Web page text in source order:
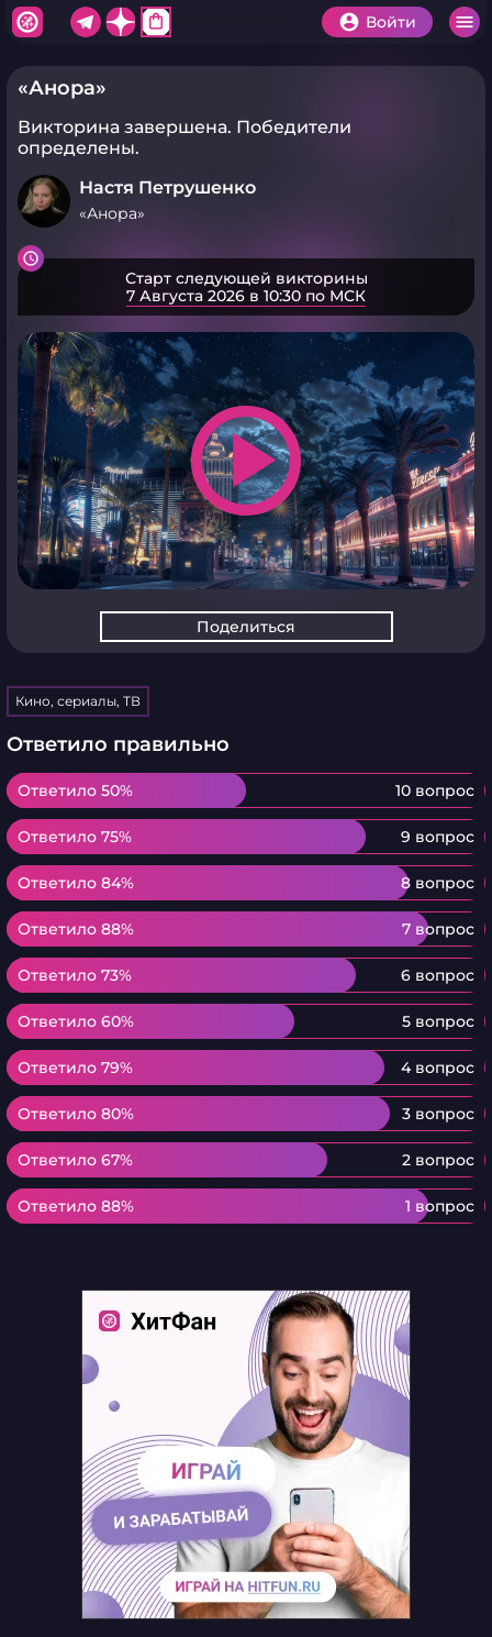
shopping_bag Войти
«Анора»
Викторина завершена. Победители
определены.
Настя Петрушенко
«Анора»
Старт следующей викторины
7 Августа 2026 в 10:30 по МСК
play_arrow
Поделиться
Кино, сериалы, ТВ
Ответило правильно
Ответило 50% 10 вопрос
Ответило 50%
Ответило 75% 9 вопрос
Ответило 75%
Ответило 84% 8 вопрос
Ответило 84%
Ответило 88% 7 вопрос
Ответило 88%
Ответило 73% 6 вопрос
Ответило 73%
Ответило 60% 5 вопрос
Ответило 60%
Ответило 79% 4 вопрос
Ответило 79%
Ответило 80% 3 вопрос
Ответило 80%
Ответило 67% 2 вопрос
Ответило 67%
Ответило 88% 1 вопрос
Ответило 88%